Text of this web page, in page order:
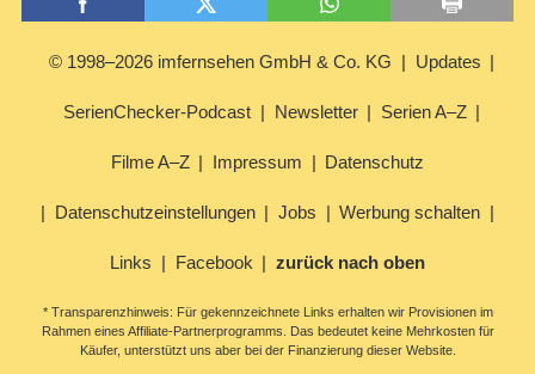
© 1998–2026 imfernsehen GmbH & Co. KG Updates
SerienChecker-Podcast Newsletter Serien A–Z
Filme A–Z Impressum Datenschutz
Datenschutzeinstellungen Jobs Werbung schalten
Links Facebook zurück nach oben
* Transparenzhinweis: Für gekennzeichnete Links erhalten wir Provisionen im
Rahmen eines Affiliate-Partnerprogramms. Das bedeutet keine Mehrkosten für
Käufer, unterstützt uns aber bei der Finanzierung dieser Website.